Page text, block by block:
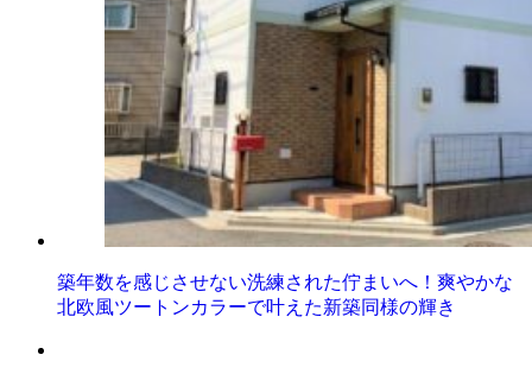
築年数を感じさせない洗練された佇まいへ！爽やかな
北欧風ツートンカラーで叶えた新築同様の輝き